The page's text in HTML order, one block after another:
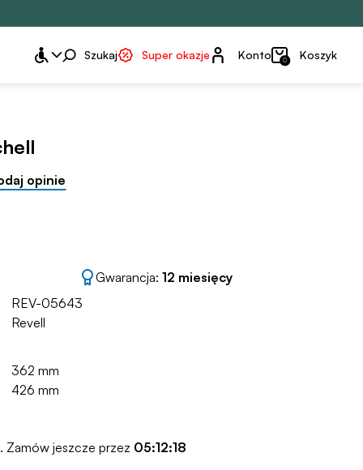
Szukaj Super okazje Konto
Konto 0 Koszyk
opinie
Gwarancja: 12 miesięcy
REV-05643
Revell
362 mm
426 mm
Zamów jeszcze przez 05:12:17